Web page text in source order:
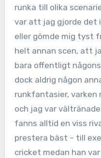
runka till olika
var att jag gjorde det
eller gömde mig tyst
helt annan scen, att
bara offentligt
dock aldrig någon
runkfantasier, varken
och jag var
fanns alltid en viss
prestera bäst – till
cricket medan han